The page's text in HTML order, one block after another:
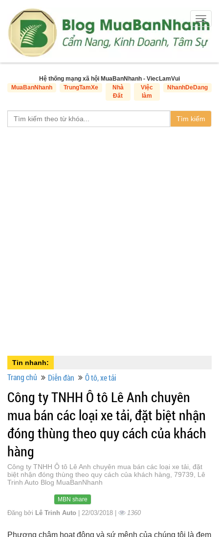
Hệ thống mạng xã hội MuaBanNhanh - ViecLamVui
MuaBanNhanh
TrungTamXe
Nhà
Đất
Việc
làm
NhanhDeDang
Tìm kiếm
Tin nhanh:
Trang chủ Diễn đàn Ô tô, xe tải
Công ty TNHH Ô tô Lê Anh chuyên
mua bán các loại xe tải, đặt biệt nhận
đóng thùng theo quy cách của khách
hàng
Công ty TNHH Ô tô Lê Anh chuyên mua bán các loại xe tải, đặt
biệt nhận đóng thùng theo quy cách của khách hàng, 79739, Lê
Trinh Auto Blog MuaBanNhanh
MBN share
Đăng bởi Lê Trinh Auto | 22/03/2018 | 1360
Phương châm hoạt động và sứ mệnh của chúng tôi là đem